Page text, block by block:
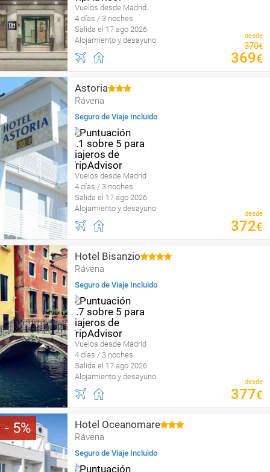
Vuelos desde Madrid
4 días / 3 noches
Salida el 17 ago 2026
Alojamiento y desayuno
desde
370€
369€
Astoria
Rávena
Seguro de Viaje Incluido
Vuelos desde Madrid
4 días / 3 noches
Salida el 17 ago 2026
Alojamiento y desayuno
desde
372€
Hotel Bisanzio
Rávena
Seguro de Viaje Incluido
Vuelos desde Madrid
4 días / 3 noches
Salida el 17 ago 2026
Alojamiento y desayuno
desde
377€
5 Hotel Oceanomare
Rávena
Seguro de Viaje Incluido